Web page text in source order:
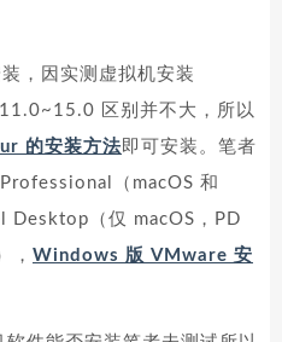
，因实测虚拟机安装
区别并不大，所以
的安装方法即可安装。笔者
（macOS 和
Desktop（仅 macOS，PD
， Windows 版 VMware 安